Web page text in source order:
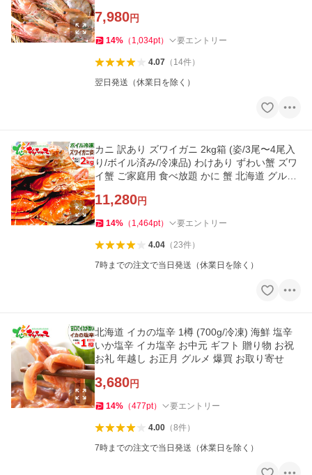
7,980円
14% （ 1,034pt） 要エントリー
4.07（ 14件）
翌日発送（休業日を除く）
カニ 訳あり ズワイガニ 2kg箱 (姿/3尾〜4尾入
り/ボイル済み/冷凍品) わけあり ずわい蟹 ズワ
イ蟹 ご家庭用 食べ放題 かに 蟹 北海道 グルメ
11,280円
14% （ 1,464pt） 要エントリー
4.04（23件）
7時までの注文で当日発送（休業日を除く）
北海道 イカの塩辛 1樽 (700g/冷凍) 海鮮 塩辛
いか塩辛 イカ塩辛 お中元 ギフト 贈り物 お祝
お礼 年越し お正月 グルメ 爆買 お取り寄せ
3,680円
14% （477pt） 要エントリー
4.00（8件）
7時までの注文で当日発送（休業日を除く）